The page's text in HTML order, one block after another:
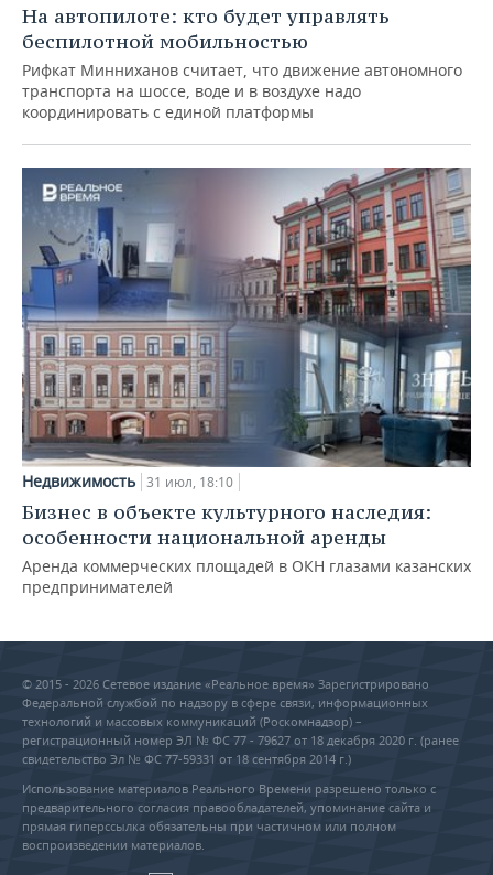
На автопилоте: кто будет управлять
беспилотной мобильностью
Рифкат Минниханов считает, что движение автономного
транспорта на шоссе, воде и в воздухе надо
координировать с единой платформы
Недвижимость 31 июл, 18:10
Бизнес в объекте культурного наследия:
особенности национальной аренды
Аренда коммерческих площадей в ОКН глазами казанских
предпринимателей
© 2015 - 2026 Сетевое издание «Реальное время» Зарегистрировано
Федеральной службой по надзору в сфере связи, информационных
технологий и массовых коммуникаций (Роскомнадзор) –
регистрационный номер ЭЛ № ФС 77 - 79627 от 18 декабря 2020 г. (ранее
свидетельство Эл № ФС 77-59331 от 18 сентября 2014 г.)
Использование материалов Реального Времени разрешено только с
предварительного согласия правообладателей, упоминание сайта и
прямая гиперссылка обязательны при частичном или полном
воспроизведении материалов.